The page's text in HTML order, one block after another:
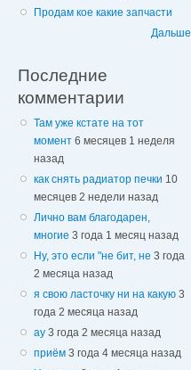
Продам кое какие запчасти
Дальше
Последние
комментарии
Там уже кстате на тот
момент 6 месяцев 1 неделя
назад
как снять радиатор печки 10
месяцев 2 недели назад
Лично вам благодарен,
многие 3 года 1 месяц назад
Ну, это если "не бит, не 3 года
2 месяца назад
я свою ласточку ни на какую 3
года 2 месяца назад
ау 3 года 2 месяца назад
приём 3 года 4 месяца назад